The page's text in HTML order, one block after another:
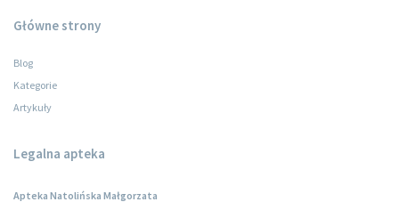
Główne strony
Blog
Kategorie
Artykuły
Legalna apteka
Apteka Natolińska Małgorzata